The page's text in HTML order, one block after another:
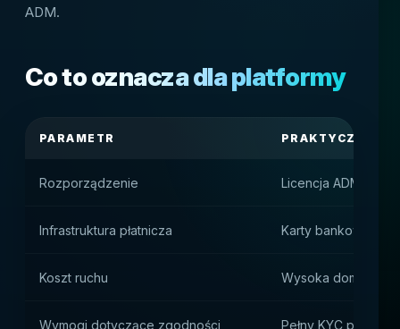
ADM.
Co to oznacza dla platformy
PARAMETR PRAKTYCZNY
Rozporządzenie Licencja ADM i
Infrastruktura płatnicza Karty bankowe i
Koszt ruchu Wysoka dominacja
Wymogi dotyczące zgodności Pełny KYC przed